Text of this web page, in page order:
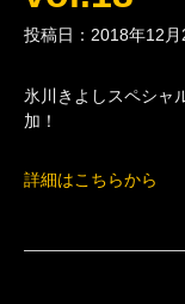
投稿日：2018年12月
氷川きよしスペシャ
加！
詳細はこちらから